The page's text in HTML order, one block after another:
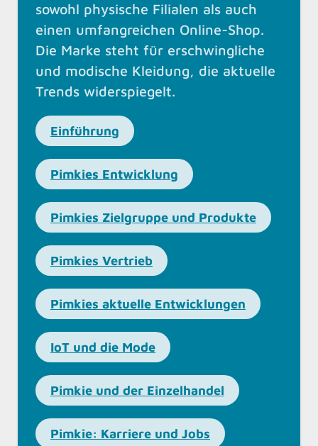
sowohl physische Filialen als auch
einen umfangreichen Online-Shop.
Die Marke steht für erschwingliche
und modische Kleidung, die aktuelle
Trends widerspiegelt.
Einführung
Pimkies Entwicklung
Pimkies Zielgruppe und Produkte
Pimkies Vertrieb
Pimkies aktuelle Entwicklungen
IoT und die Mode
Pimkie und der Einzelhandel
Pimkie: Karriere und Jobs